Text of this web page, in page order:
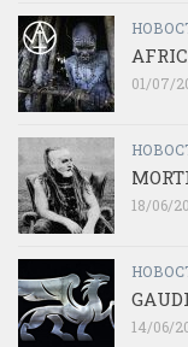
01/07/
18/06/
14/06/